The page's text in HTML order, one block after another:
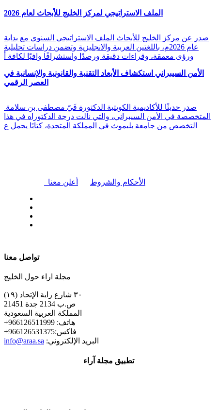
الملف الاستراتيجي لمركز الخليج للأبحاث لعام 2026
صدر عن مركز الخليج للأبحاث الملف الاستراتيجي السنوي مع بداية
عام 2026م، باللغتين العربية والانجليزية وتضمن دراسات تحليلية
ورؤى معمقة، وقراءات دقيقة ورصدًا واستشرافًا وافيًا لكافة أ
الأمن السيبراني استكشاف الأبعاد التقنية والقانونية والإنسانية في
العصر الرقمي
المتخصصة في الأمن السيبراني، والتي نالت درجة الدكتوراه في هذا
التخصص من جامعة بليموث في المملكة المتحدة، كتابًا يحمل ع
أعلن معنا الأحكام والشروط
تواصل معنا
مجلة اراء حول الخليج
٣٠ شارع راية الإتحاد (١٩)
ص.ب 2134 جدة 21451
المملكة العربية السعودية
+هاتف: 966126511999
+فاكس:966126531375
info@araa.sa :البريد الإلكتروني
تطبيق مجلة آراء